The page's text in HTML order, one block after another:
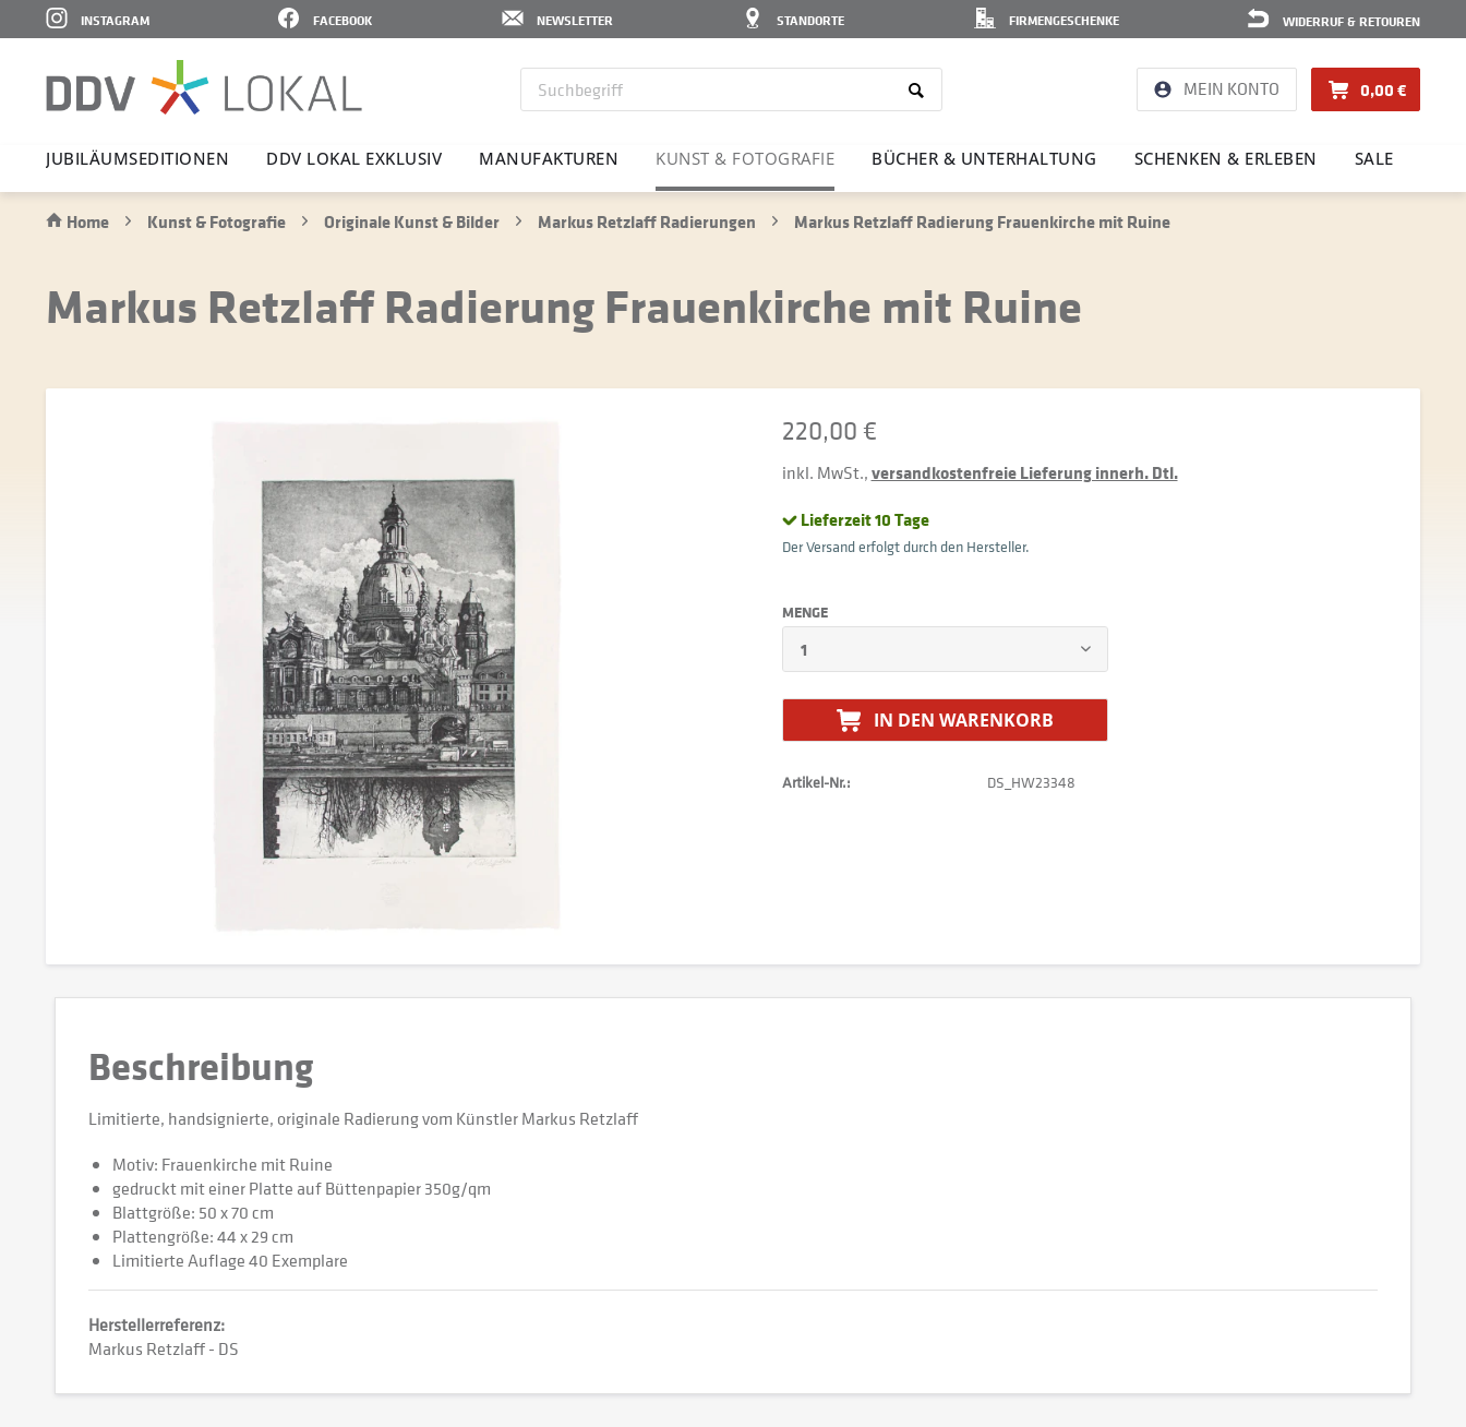
WIDERRUF & RETOUREN
FIRMENGESCHENKE
STANDORTE
NEWSLETTER
FACEBOOK
INSTAGRAM
MEIN KONTO 0,00 €
JUBI­LÄ­UMS­E­DI­TIONEN DDV LOKAL EXKLUSIV MANU­FAK­TUREN KUNST & FOTO­GRAFIE BÜCHER & UNTER­HAL­TUNG SCHENKEN & ERLEBEN SALE
Home Kunst & Fotografie Originale Kunst & Bilder Markus Retzlaff Radierungen Markus Retzlaff Radierung Frauenkirche mit Ruine
Markus Retzlaff Radierung Frauenkirche mit Ruine
220,00 €
inkl. MwSt.,versandkostenfreie Lieferung innerh. Dtl.
Lieferzeit 10 Tage
Der Versand erfolgt durch den Hersteller.
MENGE
IN DEN WARENKORB
Artikel-Nr.: DS_HW23348
Beschreibung
Limitierte, handsignierte, originale Radierung vom Künstler Markus Retzlaff
Motiv: Frauenkirche mit Ruine
gedruckt mit einer Platte auf Büttenpapier 350g/qm
Blattgröße: 50 x 70 cm
Plattengröße: 44 x 29 cm
Limitierte Auflage 40 Exemplare
Herstellerreferenz:
Markus Retzlaff - DS